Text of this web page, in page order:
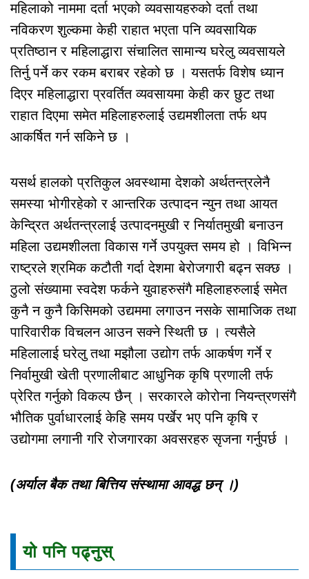
महिलाको नाममा दर्ता भएको व्यवसायहरुको दर्ता तथा
नविकरण शुल्कमा केही राहात भएता पनि व्यवसायिक
प्रतिष्ठान र महिलाद्धारा संचालित सामान्य घरेलु व्यवसायले
तिर्नु पर्ने कर रकम बराबर रहेको छ । यसतर्फ विशेष ध्यान
दिएर महिलाद्धारा प्रवर्तित व्यवसायमा केही कर छुट तथा
राहात दिएमा समेत महिलाहरुलाई उद्यमशीलता तर्फ थप
आकर्षित गर्न सकिने छ ।
यसर्थ हालको प्रतिकुल अवस्थामा देशको अर्थतन्त्रलेनै
समस्या भोगीरहेको र आन्तरिक उत्पादन न्युन तथा आयत
केन्द्रित अर्थतन्त्रलाई उत्पादनमुखी र निर्यातमुखी बनाउन
महिला उद्यमशीलता विकास गर्ने उपयुक्त समय हो । विभिन्न
राष्ट्रले श्रमिक कटौती गर्दा देशमा बेरोजगारी बढ्न सक्छ ।
ठुलो संख्यामा स्वदेश फर्कने युवाहरुसंगै महिलाहरुलाई समेत
कुनै न कुनै किसिमको उद्यममा लगाउन नसके सामाजिक तथा
पारिवारीक विचलन आउन सक्ने स्थिती छ । त्यसैले
महिलालाई घरेलु तथा मझौला उद्योग तर्फ आकर्षण गर्ने र
निर्वामुखी खेती प्रणालीबाट आधुनिक कृषि प्रणाली तर्फ
प्रेरित गर्नुको विकल्प छैन् । सरकारले कोरोना नियन्त्रणसंगै
भौतिक पुर्वाधारलाई केहि समय पर्खेर भए पनि कृषि र
उद्योगमा लगानी गरि रोजगारका अवसरहरु सृजना गर्नुपर्छ ।
(अर्याल बैक तथा बित्तिय संस्थामा आवद्ध छन् ।)
यो पनि पढ्नुस्